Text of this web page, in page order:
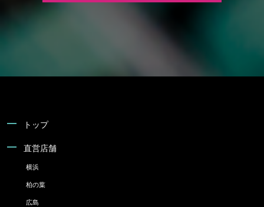
トップ
直営店舗
横浜
柏の葉
広島